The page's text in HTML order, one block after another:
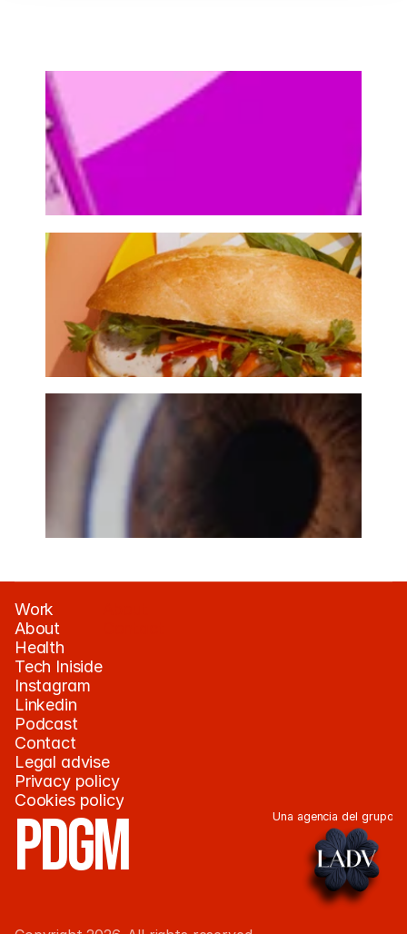
Work
About
Health
Tech Iniside
Instagram
Linkedin
Podcast
Contact
Legal advise
Privacy policy
Cookies policy
PDGM Una agencia del grupo